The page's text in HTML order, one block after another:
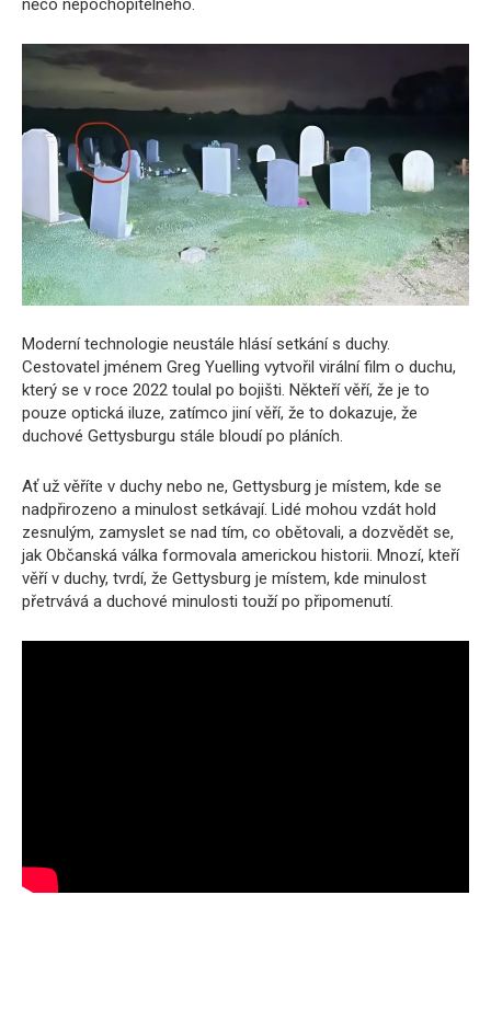
něco nepochopitelného.
Moderní technologie neustále hlásí setkání s duchy.
Cestovatel jménem Greg Yuelling vytvořil virální film o duchu,
který se v roce 2022 toulal po bojišti. Někteří věří, že je to
pouze optická iluze, zatímco jiní věří, že to dokazuje, že
duchové Gettysburgu stále bloudí po pláních.
Ať už věříte v duchy nebo ne, Gettysburg je místem, kde se
nadpřirozeno a minulost setkávají. Lidé mohou vzdát hold
zesnulým, zamyslet se nad tím, co obětovali, a dozvědět se,
jak Občanská válka formovala americkou historii. Mnozí, kteří
věří v duchy, tvrdí, že Gettysburg je místem, kde minulost
přetrvává a duchové minulosti touží po připomenutí.